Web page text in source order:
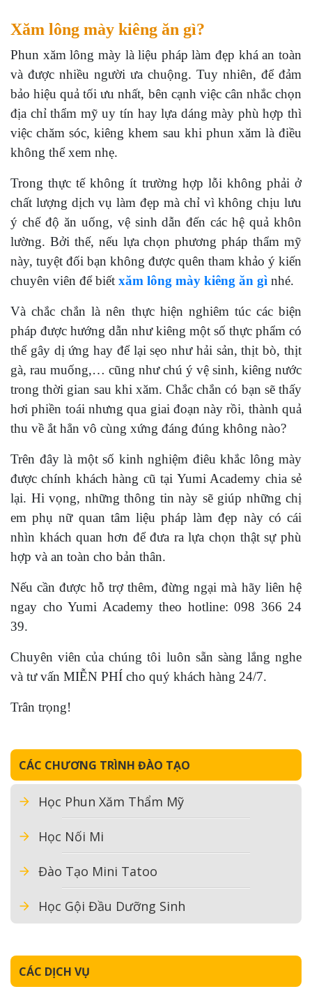
Xăm lông mày kiêng ăn gì?
Phun xăm lông mày là liệu pháp làm đẹp khá an toàn
và được nhiều người ưa chuộng. Tuy nhiên, để đảm
bảo hiệu quả tối ưu nhất, bên cạnh việc cân nhắc chọn
địa chỉ thẩm mỹ uy tín hay lựa dáng mày phù hợp thì
việc chăm sóc, kiêng khem sau khi phun xăm là điều
không thể xem nhẹ.
Trong thực tế không ít trường hợp lỗi không phải ở
chất lượng dịch vụ làm đẹp mà chỉ vì không chịu lưu
ý chế độ ăn uống, vệ sinh dẫn đến các hệ quả khôn
lường. Bởi thế, nếu lựa chọn phương pháp thẩm mỹ
này, tuyệt đối bạn không được quên tham khảo ý kiến
chuyên viên để biết xăm lông mày kiêng ăn gì nhé.
Và chắc chắn là nên thực hiện nghiêm túc các biện
pháp được hướng dẫn như kiêng một số thực phẩm có
thể gây dị ứng hay để lại sẹo như hải sản, thịt bò, thịt
gà, rau muống,… cũng như chú ý vệ sinh, kiêng nước
trong thời gian sau khi xăm. Chắc chắn có bạn sẽ thấy
hơi phiền toái nhưng qua giai đoạn này rồi, thành quả
thu về ắt hẳn vô cùng xứng đáng đúng không nào?
Trên đây là một số kinh nghiệm điêu khắc lông mày
được chính khách hàng cũ tại Yumi Academy chia sẻ
lại. Hi vọng, những thông tin này sẽ giúp những chị
em phụ nữ quan tâm liệu pháp làm đẹp này có cái
nhìn khách quan hơn để đưa ra lựa chọn thật sự phù
hợp và an toàn cho bản thân.
Nếu cần được hỗ trợ thêm, đừng ngại mà hãy liên hệ
ngay cho Yumi Academy theo hotline: 098 366 24
39.
Chuyên viên của chúng tôi luôn sẵn sàng lắng nghe
và tư vấn MIỄN PHÍ cho quý khách hàng 24/7.
Trân trọng!
CÁC CHƯƠNG TRÌNH ĐÀO TẠO
Học Phun Xăm Thẩm Mỹ
Học Nối Mi
Đào Tạo Mini Tatoo
Học Gội Đầu Dưỡng Sinh
CÁC DỊCH VỤ